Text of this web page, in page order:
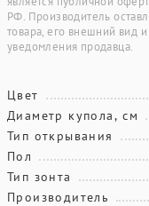
РФ. Производитель
товара, его внешний вид
уведомления продавца.
Цвет
Диаметр купола, см
Тип открывания
Пол
Тип зонта
Производитель